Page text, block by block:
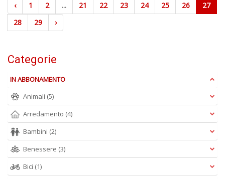
‹ 1 2 ... 21 22 23 24 25 26
27
28
29 ›
Categorie
IN ABBONAMENTO
Animali (5)
Arredamento (4)
Bambini (2)
Benessere (3)
Bici (1)